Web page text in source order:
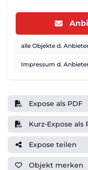
alle Objekte d.
Impressum d.
Expose als PDF
Kurz-Expose als
Expose teilen
Objekt merken